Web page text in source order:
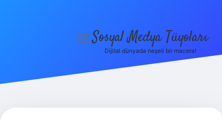
menüyüSosyal Medya Tüyoları
Dijital dünyada neşeli bir macera!